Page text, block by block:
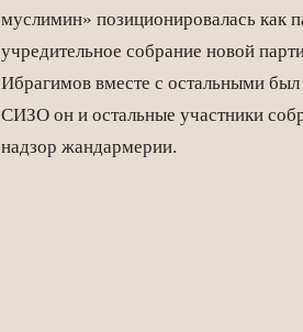
муслимин» позиционировалась как
учредительное собрание новой
Ибрагимов вместе с остальными
СИЗО он и остальные участники
надзор жандармерии.